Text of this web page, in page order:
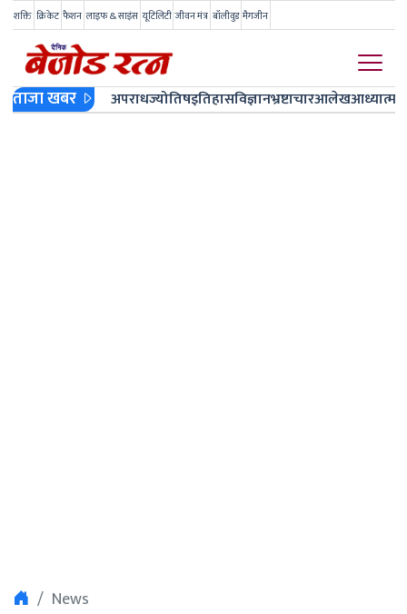
शक्ति क्रिकेट फैशन लाइफ & साइंस यूटिलिटी जीवन मंत्र बॉलीवुड मैगजीन
ताजा खबर अपराधज्योतिषइतिहासविज्ञानभ्रष्टाचारआलेखआध्यात्म
News